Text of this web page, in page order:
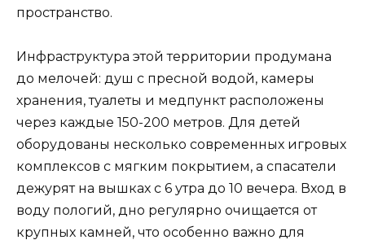
пространство.
Инфраструктура этой территории продумана
до мелочей: душ с пресной водой, камеры
хранения, туалеты и медпункт расположены
через каждые 150-200 метров. Для детей
оборудованы несколько современных игровых
комплексов с мягким покрытием, а спасатели
дежурят на вышках с 6 утра до 10 вечера. Вход в
воду пологий, дно регулярно очищается от
крупных камней, что особенно важно для